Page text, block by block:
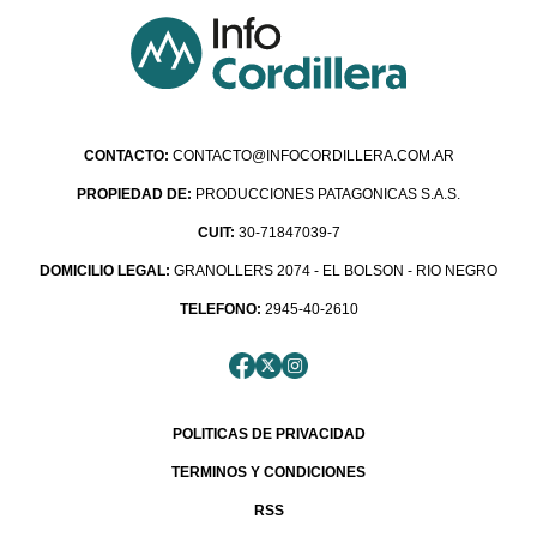
CONTACTO: CONTACTO@INFOCORDILLERA.COM.AR
PROPIEDAD DE: PRODUCCIONES PATAGONICAS S.A.S.
CUIT: 30-71847039-7
DOMICILIO LEGAL: GRANOLLERS 2074 - EL BOLSON - RIO NEGRO
TELEFONO: 2945-40-2610
POLITICAS DE PRIVACIDAD
TERMINOS Y CONDICIONES
RSS